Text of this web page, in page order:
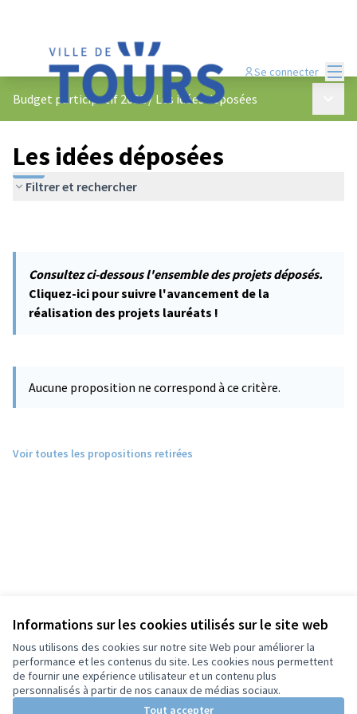
Informations sur les cookies utilisés sur le site web
Nous utilisons des cookies sur notre site Web pour améliorer la
performance et les contenus du site. Les cookies nous permettent
de fournir une expérience utilisateur et un contenu plus
personnalisés à partir de nos canaux de médias sociaux.
Tout accepter
Se connecter
Budget participatif 2022/ Les idées déposées
Les idées déposées
Filtrer et rechercher
Consultez ci-dessous l'ensemble des projets déposés.
Cliquez-ici pour suivre l'avancement de la
réalisation des projets lauréats !
Aucune proposition ne correspond à ce critère.
Voir toutes les propositions retirées